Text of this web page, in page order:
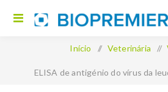
Início / Veterinária /
ELISA de antigénio do vírus da